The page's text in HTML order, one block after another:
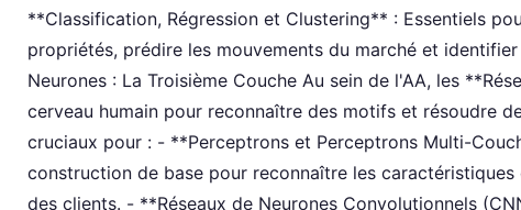
**Classification, Régression et Clustering** : Essentiels
propriétés, prédire les mouvements du marché et
Neurones : La Troisième Couche Au sein de l'AA, les
cerveau humain pour reconnaître des motifs et résoudre
cruciaux pour : - **Perceptrons et Perceptrons Multi-
construction de base pour reconnaître les
des clients. - **Réseaux de Neurones Convolutionnels